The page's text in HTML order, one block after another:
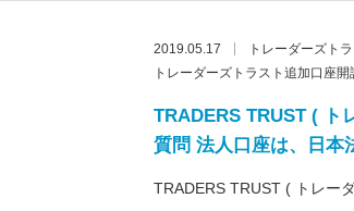
2019.05.17
トレーダーズト
トレーダーズトラスト追加口座開
TRADERS TRUST ( ト
質問 法人口座は、日本
TRADERS TRUST ( トレー